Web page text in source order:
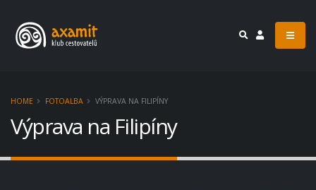
HOME FOTOALBA VÝPRAVA NA FILIPÍNY
Výprava na Filipíny